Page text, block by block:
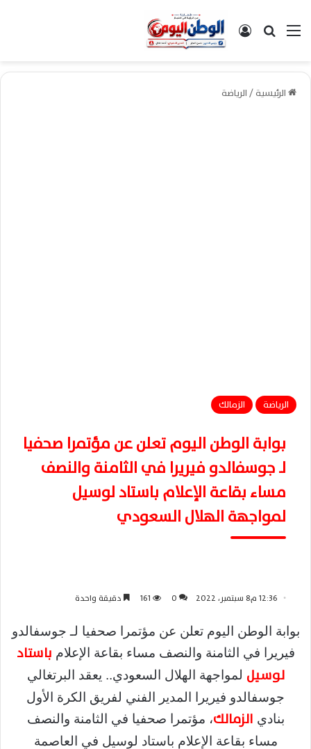
القائمةبحث عن تسجيل الدخول
الرئيسية/الرياضة
الرياضة الزمالك
بوابة الوطن اليوم تعلن عن مؤتمرا صحفيا
لـ جوسفالدو فيريرا في الثامنة والنصف
مساء بقاعة الإعلام باستاد لوسيل
لمواجهة الهلال السعودي
12:36 م8 سبتمبر، 2022 0
161 دقيقة واحدة
بوابة الوطن اليوم تعلن عن مؤتمرا صحفيا لـ جوسفالدو
فيريرا في الثامنة والنصف مساء بقاعة الإعلام باستاد
لوسيل لمواجهة الهلال السعودي.. يعقد البرتغالي
جوسفالدو فيريرا المدير الفني لفريق الكرة الأول
بنادي الزمالك، مؤتمرا صحفيا في الثامنة والنصف
مساء بقاعة الإعلام باستاد لوسيل في العاصمة